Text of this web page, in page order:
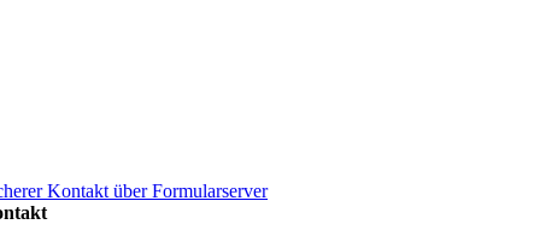
Kontakt über Formularserver